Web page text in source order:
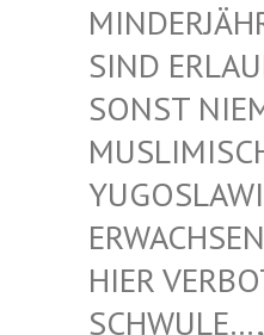
RLAUBT –
NIEMAND!
ISCHE,
AWISCHE-
SENE…
ERBOTEN,
E…, EBENFA